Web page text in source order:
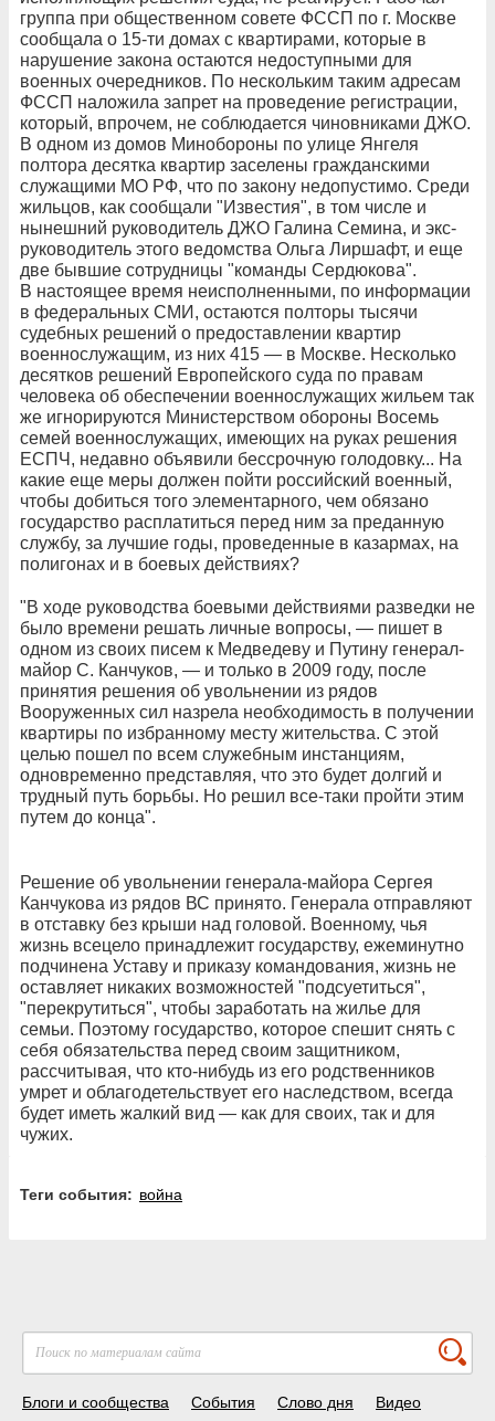
группа при общественном совете ФССП по г. Москве
сообщала о 15-ти домах с квартирами, которые в
нарушение закона остаются недоступными для
военных очередников. По нескольким таким адресам
ФССП наложила запрет на проведение регистрации,
который, впрочем, не соблюдается чиновниками ДЖО.
В одном из домов Минобороны по улице Янгеля
полтора десятка квартир заселены гражданскими
служащими МО РФ, что по закону недопустимо. Среди
жильцов, как сообщали "Известия", в том числе и
нынешний руководитель ДЖО Галина Семина, и экс-
руководитель этого ведомства Ольга Лиршафт, и еще
две бывшие сотрудницы "команды Сердюкова".
В настоящее время неисполненными, по информации
в федеральных СМИ, остаются полторы тысячи
судебных решений о предоставлении квартир
военнослужащим, из них 415 — в Москве. Несколько
десятков решений Европейского суда по правам
человека об обеспечении военнослужащих жильем так
же игнорируются Министерством обороны Восемь
семей военнослужащих, имеющих на руках решения
ЕСПЧ, недавно объявили бессрочную голодовку... На
какие еще меры должен пойти российский военный,
чтобы добиться того элементарного, чем обязано
государство расплатиться перед ним за преданную
службу, за лучшие годы, проведенные в казармах, на
полигонах и в боевых действиях?
"В ходе руководства боевыми действиями разведки не
было времени решать личные вопросы, — пишет в
одном из своих писем к Медведеву и Путину генерал-
майор С. Канчуков, — и только в 2009 году, после
принятия решения об увольнении из рядов
Вооруженных сил назрела необходимость в получении
квартиры по избранному месту жительства. С этой
целью пошел по всем служебным инстанциям,
одновременно представляя, что это будет долгий и
трудный путь борьбы. Но решил все-таки пройти этим
путем до конца".
Решение об увольнении генерала-майора Сергея
Канчукова из рядов ВС принято. Генерала отправляют
в отставку без крыши над головой. Военному, чья
жизнь всецело принадлежит государству, ежеминутно
подчинена Уставу и приказу командования, жизнь не
оставляет никаких возможностей "подсуетиться",
"перекрутиться", чтобы заработать на жилье для
семьи. Поэтому государство, которое спешит снять с
себя обязательства перед своим защитником,
рассчитывая, что кто-нибудь из его родственников
умрет и облагодетельствует его наследством, всегда
будет иметь жалкий вид — как для своих, так и для
чужих.
Теги события: война
Блоги и сообщества События Слово дня Видео